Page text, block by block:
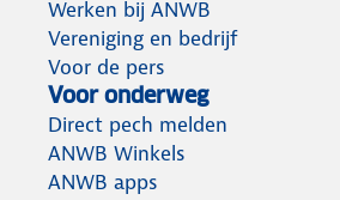
Werken bij ANWB
Vereniging en bedrijf
Voor de pers
Voor onderweg
Direct pech melden
ANWB Winkels
ANWB apps